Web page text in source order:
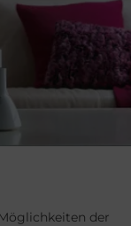
der